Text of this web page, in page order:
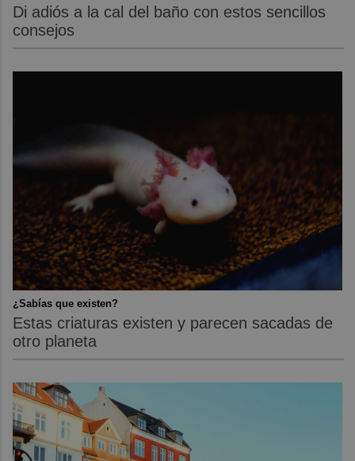
Di adiós a la cal del baño con estos sencillos
consejos
¿Sabías que existen?
Estas criaturas existen y parecen sacadas de
otro planeta